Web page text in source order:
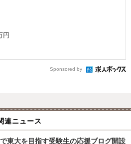
円
Sponsored by
連ニュース
東大を目指す受験生の応援ブログ開設